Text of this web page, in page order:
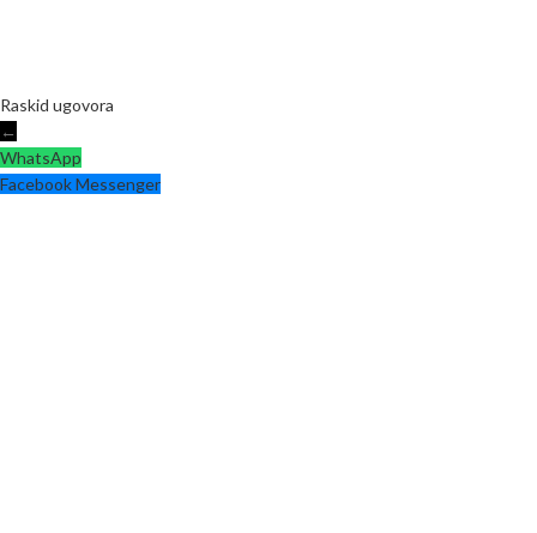
Raskid ugovora
←
WhatsApp
Facebook Messenger